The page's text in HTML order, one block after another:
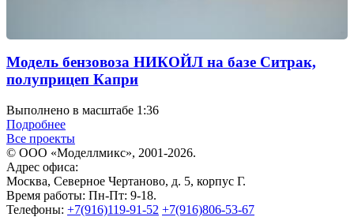
Модель бензовоза НИКОЙЛ на базе Ситрак,
полуприцеп Капри
Выполнено в масштабе 1:36
Подробнее
Все проекты
© ООО «Моделлмикс», 2001-2026.
Адрес офиса:
Москва, Северное Чертаново, д. 5, корпус Г.
Время работы: Пн-Пт: 9-18.
Телефоны: +7(916)119-91-52 +7(916)806-53-67